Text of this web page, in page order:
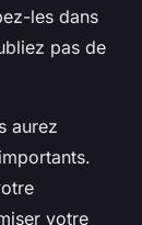
les dans
pas de
aurez
votre